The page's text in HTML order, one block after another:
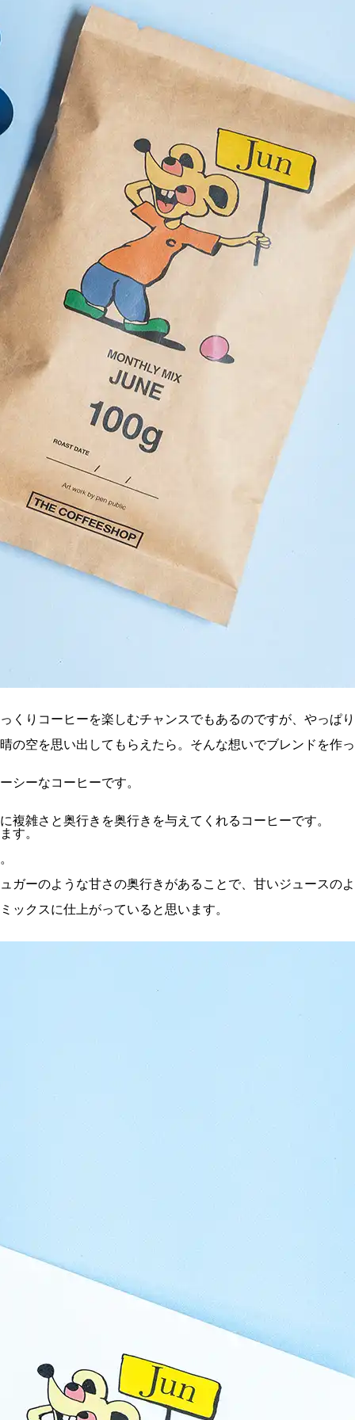
くりコーヒーを楽しむチャンスでもあるのですが、やっぱり
の空を思い出してもらえたら。そんな想いでブレンドを作っ
シーなコーヒーです。
雑さと奥行きを奥行きを与えてくれるコーヒーです。
す。
ガーのような甘さの奥行きがあることで、甘いジュースのよ
ックスに仕上がっていると思います。